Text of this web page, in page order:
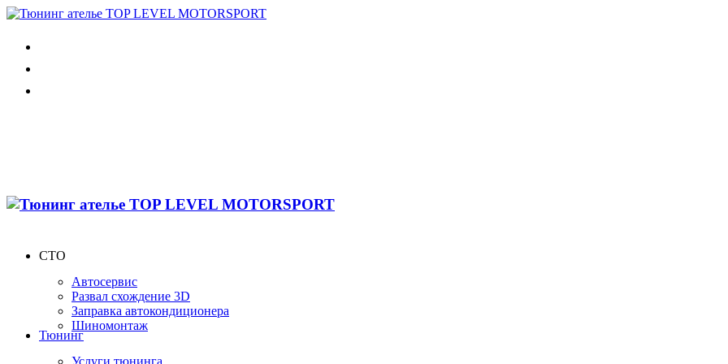
СТО
Автосервис
Развал схождение 3D
Заправка автокондиционера
Шиномонтаж
Тюнинг